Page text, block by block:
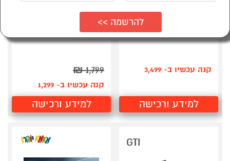
צילום 360° ו־8K/60fps HDR
חיישני מכשולים רב־כיווניים
קנה עכשיו ב- 3,499
למידע ורכישה
רחפן בגודל כף יד
צילום וידאו יציב באיכות 4K
1,799
₪
קנה עכשיו ב- 1,299
למידע ורכישה
GTI